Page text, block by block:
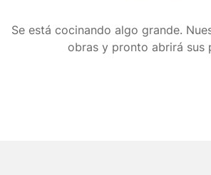
Se está cocinando algo grande.
obras y pronto abrirá sus